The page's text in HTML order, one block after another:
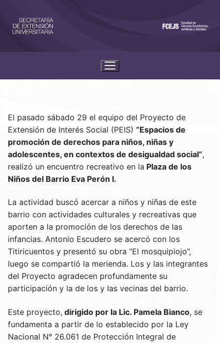
El pasado sábado 29 el equipo del Proyecto de
Extensión de Interés Social (PEIS) “Espacios de
promoción de derechos para niños, niñas y
adolescentes, en contextos de desigualdad social”,
realizó un encuentro recreativo en la Plaza de los
Niños del Barrio Eva Perón I.
La actividad buscó acercar a niños y niñas de este
barrio con actividades culturales y recreativas que
aporten a la promoción de los derechos de las
infancias. Antonio Escudero se acercó con los
Titiricuentos y presentó su obra “El mosquipiojo”,
luego se compartió la merienda. Los y las integrantes
del Proyecto agradecen profundamente su
participación y la de los y las vecinas del barrio.
Este proyecto, dirigido por la Lic. Pamela Bianco, se
fundamenta a partir de lo establecido por la Ley
Nacional N° 26.061 de Protección Integral de